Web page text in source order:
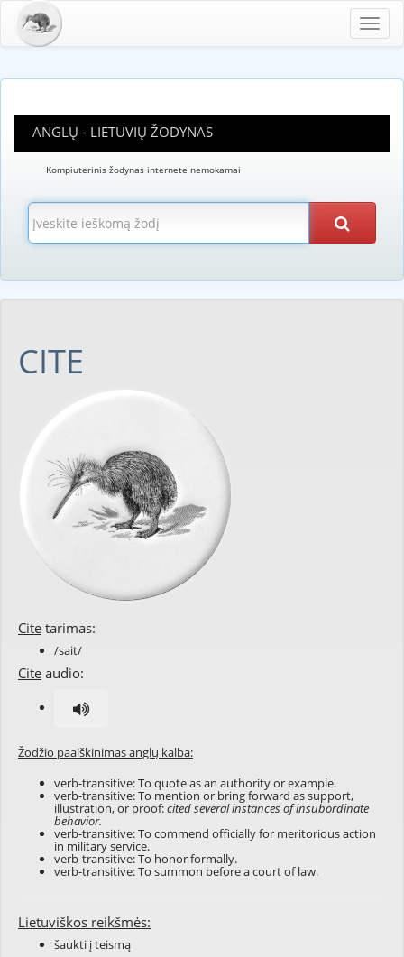
ANGLŲ - LIETUVIŲ ŽODYNAS
Kompiuterinis žodynas internete nemokamai
CITE
Cite tarimas:
/sait/
Cite audio:
Žodžio paaiškinimas anglų kalba:
verb-transitive: To quote as an authority or example.
verb-transitive: To mention or bring forward as support,
illustration, or proof:cited several instances of insubordinate
behavior.
verb-transitive: To commend officially for meritorious action
in military service.
verb-transitive: To honor formally.
verb-transitive: To summon before a court of law.
Lietuviškos reikšmės:
šaukti į teismą